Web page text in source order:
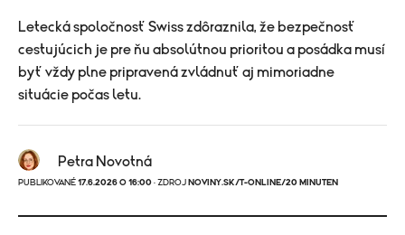
Letecká spoločnosť Swiss zdôraznila, že bezpečnosť
cestujúcich je pre ňu absolútnou prioritou a posádka musí
byť vždy plne pripravená zvládnuť aj mimoriadne
situácie počas letu.
Petra Novotná
PUBLIKOVANÉ 17.6.2026 O 16:00 · ZDROJ NOVINY.SK/T-ONLINE/20 MINUTEN